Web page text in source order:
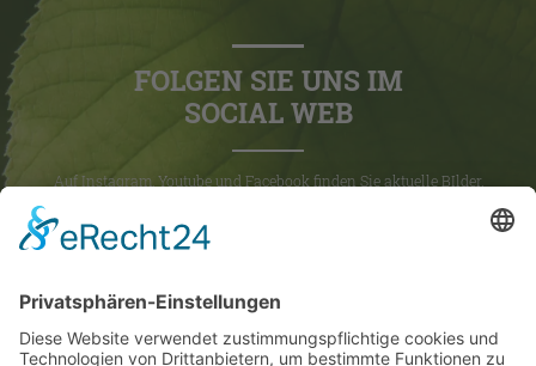
FOLGEN SIE UNS IM
SOCIAL WEB
Auf Instagram, Youtube und Facebook finden Sie aktuelle BIlder,